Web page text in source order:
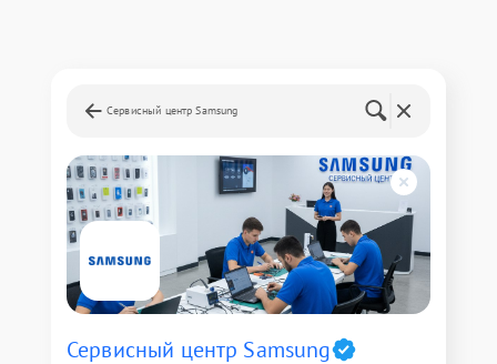
Сервисный центр Samsung
Сервисный центр Samsung